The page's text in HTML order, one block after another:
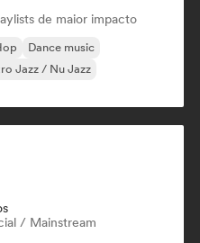
de maior impacto
Dance music
Jazz / Nu Jazz
/ Mainstream